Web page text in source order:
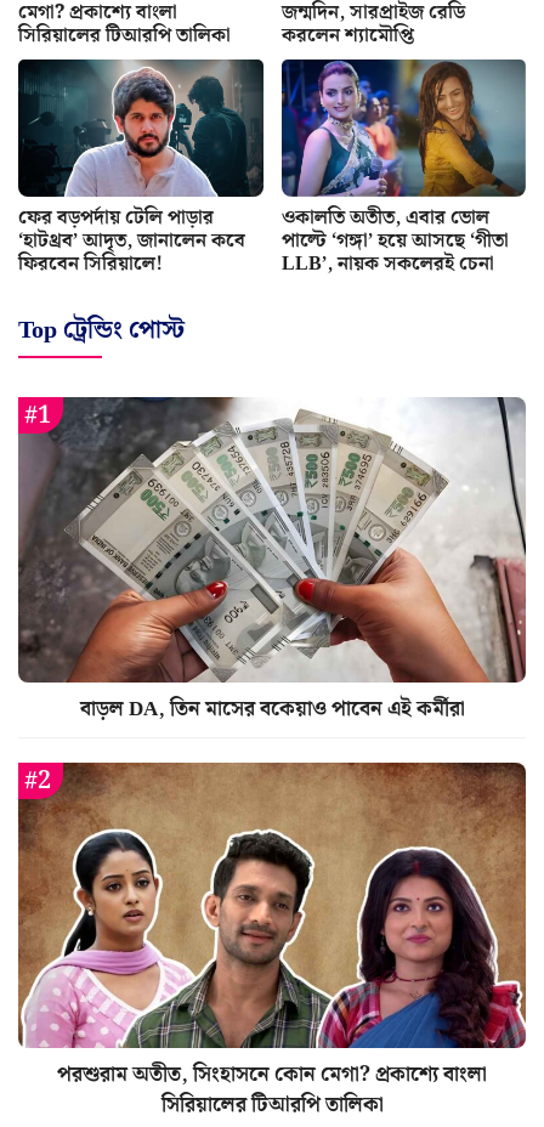
মেগা? প্রকাশ্যে বাংলা
সিরিয়ালের টিআরপি তালিকা
জন্মদিন, সারপ্রাইজ রেডি
করলেন শ্যামৌপ্তি
ফের বড়পর্দায় টেলি পাড়ার
‘হাটথ্রব’ আদৃত, জানালেন কবে
ফিরবেন সিরিয়ালে!
ওকালতি অতীত, এবার ভোল
পাল্টে ‘গঙ্গা’ হয়ে আসছে ‘গীতা
LLB’, নায়ক সকলেরই চেনা
Top ট্রেন্ডিং পোস্ট
বাড়ল DA, তিন মাসের বকেয়াও পাবেন এই কর্মীরা
পরশুরাম অতীত, সিংহাসনে কোন মেগা? প্রকাশ্যে বাংলা
সিরিয়ালের টিআরপি তালিকা